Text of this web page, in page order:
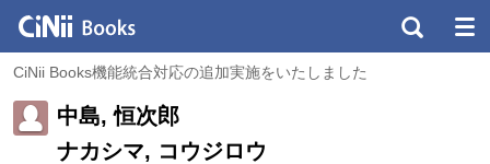
CiNii Books機能統合対応の追加実施をいたしました
中島, 恒次郎
ナカシマ, コウジロウ